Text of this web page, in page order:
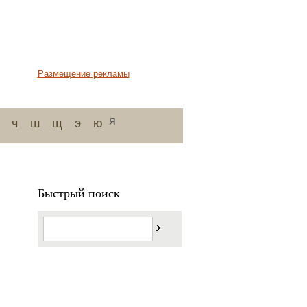
Размещение рекламы
ч ш щ э ю я
Быстрый поиск